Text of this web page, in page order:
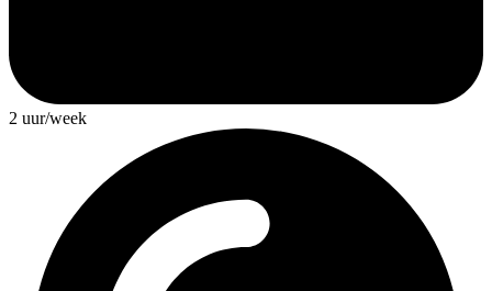
2 uur/week